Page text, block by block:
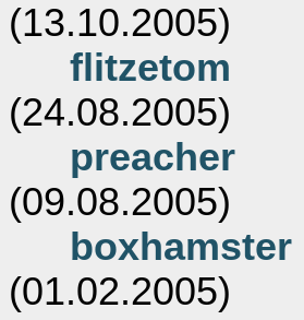
(13.10.2005)
flitzetom
(24.08.2005)
preacher
(09.08.2005)
boxhamster
(01.02.2005)